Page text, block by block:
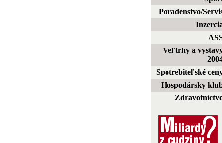
Poradenstvo/
Inzercia
Veľtrhy a
Spotrebiteľské
Hospodársky